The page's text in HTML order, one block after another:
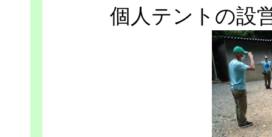
個人テントの設